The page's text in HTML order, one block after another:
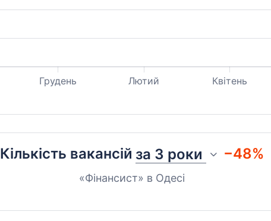
Грудень Лютий Квітень
Кількість вакансій за 3 роки −48%
«Фінансист» в Одесі